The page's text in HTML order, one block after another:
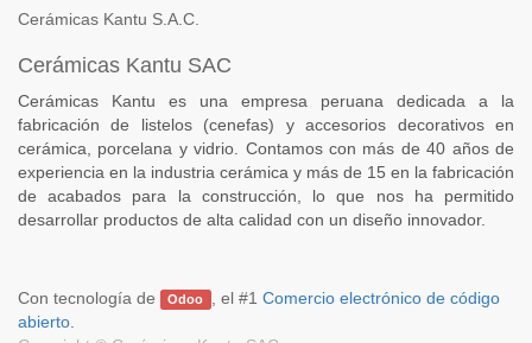
Cerámicas Kantu S.A.C.
Cerámicas Kantu SAC
Cerámicas Kantu es una empresa peruana dedicada a la
fabricación de listelos (cenefas) y accesorios decorativos en
cerámica, porcelana y vidrio. Contamos con más de 40 años de
experiencia en la industria cerámica y más de 15 en la fabricación
de acabados para la construcción, lo que nos ha permitido
desarrollar productos de alta calidad con un diseño innovador.
Con tecnología de Odoo , el #1 Comercio electrónico de código
abierto